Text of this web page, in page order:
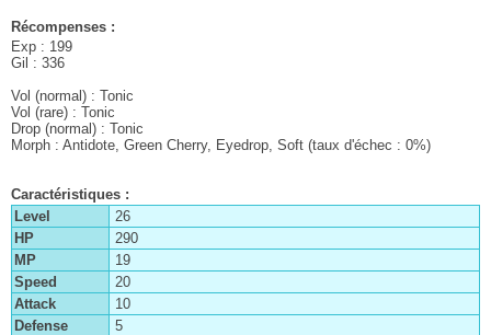
Récompenses :
Exp : 199
Gil : 336
Vol (normal) : Tonic
Vol (rare) : Tonic
Drop (normal) : Tonic
Morph : Antidote, Green Cherry, Eyedrop, Soft (taux d'échec : 0%)
Caractéristiques :
26
290
19
20
10
5